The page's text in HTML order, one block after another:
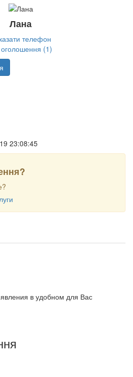
Лана
телефон
оголошення (1)
23:08:45
в удобном для Вас